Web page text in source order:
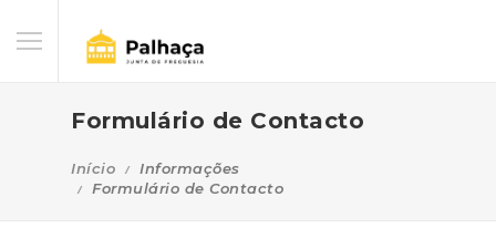
Formulário de Contacto
Início
Informações
Formulário de Contacto